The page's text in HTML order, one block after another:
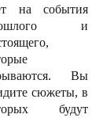
на события
и
Вы
сюжеты, в
будут